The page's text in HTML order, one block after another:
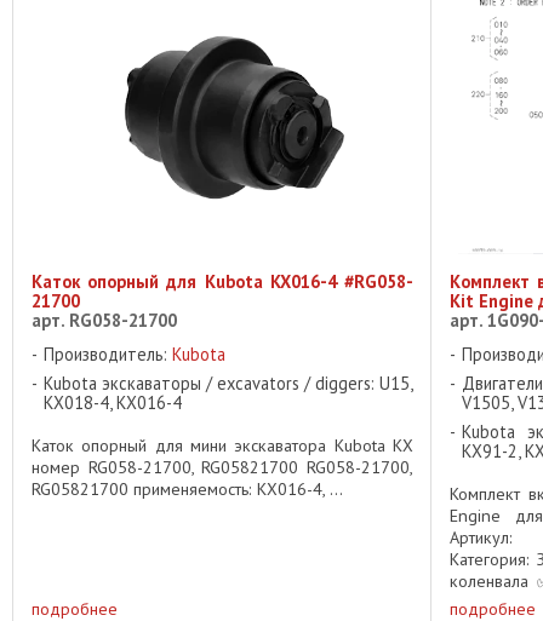
Каток опорный для Kubota KX016-4 #RG058-
21700
арт. RG058-21700
Производитель: Kubota
Kubota экскаваторы / excavators / diggers: U15,
KX018-4, KX016-4
Каток опорный для мини экскаватора Kubota KX
номер RG058-21700, RG05821700 RG058-21700,
RG05821700 применяемость: KX016-4, ...
подробнее
Комплект
Kit Engine
арт.
V1505,
Kubota
KX91-2,
Комплект
Engine
Артикул:
Категория:
коленвала
V1505
подробнее